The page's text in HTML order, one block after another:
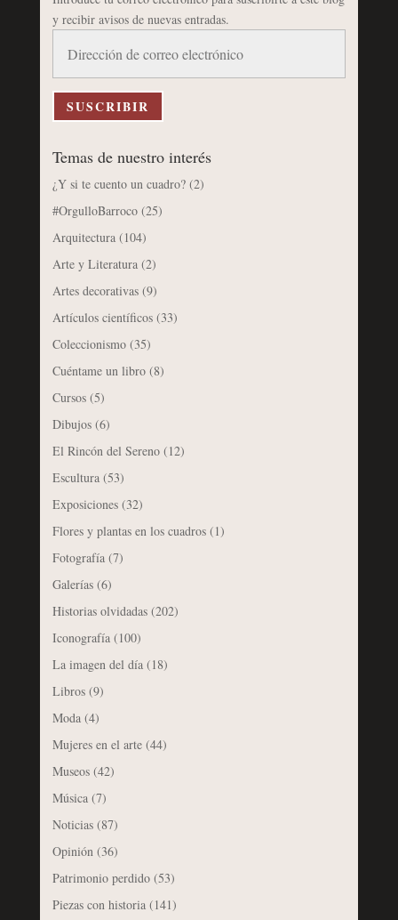
y recibir avisos de nuevas entradas.
correo
electrónico
SUSCRIBIR
Temas de nuestro interés
¿Y si te cuento un cuadro?(2)
#OrgulloBarroco(25)
Arquitectura(104)
Arte y Literatura(2)
Artes decorativas(9)
Artículos científicos(33)
Coleccionismo(35)
Cuéntame un libro(8)
Cursos(5)
Dibujos(6)
El Rincón del Sereno(12)
Escultura(53)
Exposiciones(32)
Flores y plantas en los cuadros(1)
Fotografía(7)
Galerías(6)
Historias olvidadas(202)
Iconografía(100)
La imagen del día(18)
Libros(9)
Moda(4)
Mujeres en el arte(44)
Museos(42)
Música(7)
Noticias(87)
Opinión(36)
Patrimonio perdido(53)
Piezas con historia(141)